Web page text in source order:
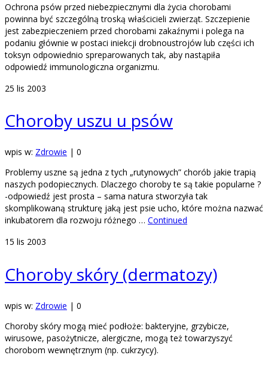
Ochrona psów przed niebezpiecznymi dla życia chorobami
powinna być szczególną troską właścicieli zwierząt. Szczepienie
jest zabezpieczeniem przed chorobami zakaźnymi i polega na
podaniu głównie w postaci iniekcji drobnoustrojów lub części ich
toksyn odpowiednio spreparowanych tak, aby nastąpiła
odpowiedź immunologiczna organizmu.
25 lis 2003
Choroby uszu u psów
wpis w: Zdrowie | 0
Problemy uszne są jedna z tych „rutynowych” chorób jakie trapią
naszych podopiecznych. Dlaczego choroby te są takie popularne ?
-odpowiedź jest prosta – sama natura stworzyła tak
skomplikowaną strukturę jaką jest psie ucho, które można nazwać
inkubatorem dla rozwoju różnego … Continued
15 lis 2003
Choroby skóry (dermatozy)
wpis w: Zdrowie | 0
Choroby skóry mogą mieć podłoże: bakteryjne, grzybicze,
wirusowe, pasożytnicze, alergiczne, mogą też towarzyszyć
chorobom wewnętrznym (np. cukrzycy).